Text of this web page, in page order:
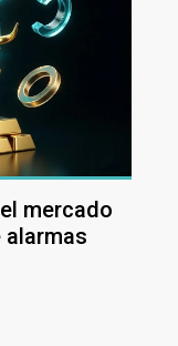
mercado
alarmas